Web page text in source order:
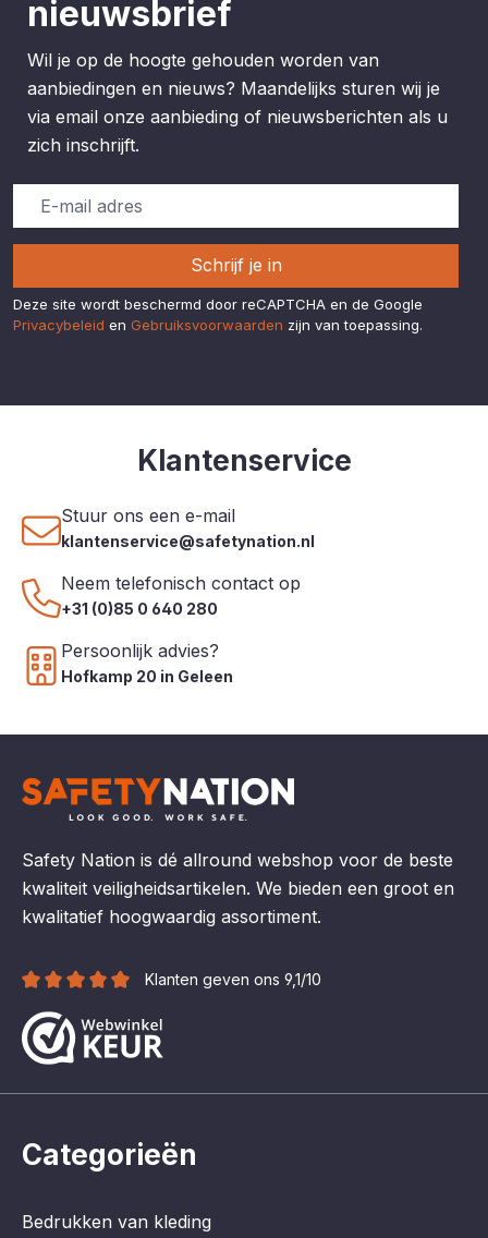
nieuwsbrief
Wil je op de hoogte gehouden worden van
aanbiedingen en nieuws? Maandelijks sturen wij je
via email onze aanbieding of nieuwsberichten als u
zich inschrijft.
Schrijf je in
Deze site wordt beschermd door reCAPTCHA en de Google
Privacybeleid en Gebruiksvoorwaarden zijn van toepassing.
Klantenservice
Stuur ons een e-mail
klantenservice@safetynation.nl
Neem telefonisch contact op
+31 (0)85 0 640 280
Persoonlijk advies?
Hofkamp 20 in Geleen
Safety Nation is dé allround webshop voor de beste
kwaliteit veiligheidsartikelen. We bieden een groot en
kwalitatief hoogwaardig assortiment.
Klanten geven ons 9,1/10
Categorieën
Bedrukken van kleding